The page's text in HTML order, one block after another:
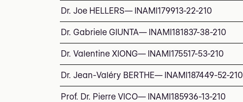
Dr. Joe HELLERS— INAMI 179913-22-210
Dr. Gabriele GIUNTA— INAMI 181837-38-210
Dr. Valentine XIONG— INAMI 175517-53-210
Dr. Jean-Valéry BERTHE— INAMI 187449-52-210
Prof. Dr. Pierre VICO— INAMI 185936-13-210